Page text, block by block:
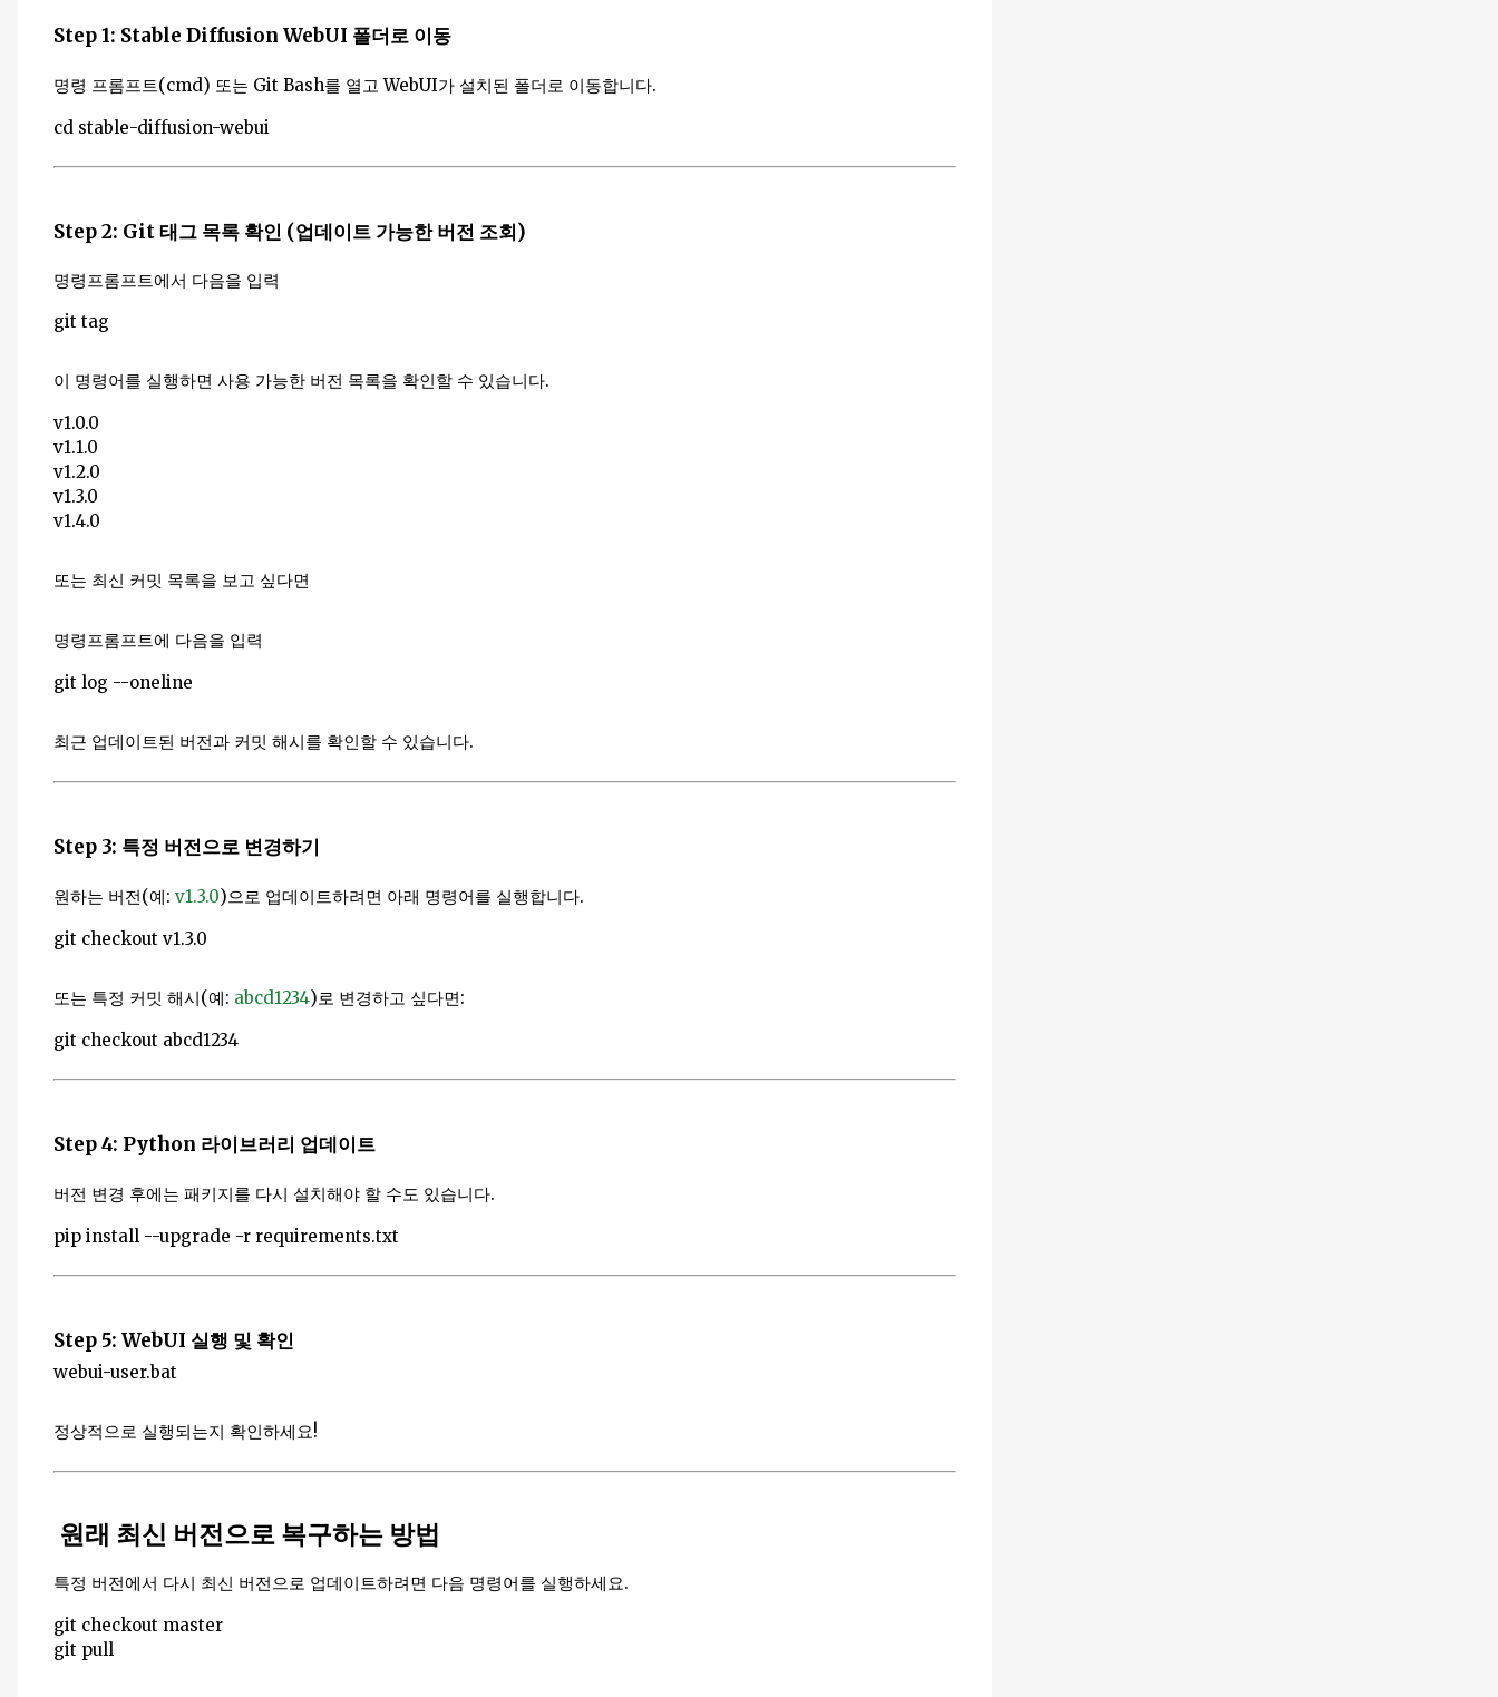
Step 1: Stable Diffusion WebUI 폴더로 이동
명령 프롬프트(cmd) 또는 Git Bash를 열고 WebUI가 설치된 폴더로 이동합니다.
cd stable-diffusion-webui
Step 2: Git 태그 목록 확인 (업데이트 가능한 버전 조회)
명령프롬프트에서 다음을 입력
git tag
이 명령어를 실행하면 사용 가능한 버전 목록을 확인할 수 있습니다.
v1.0.0
v1.1.0
v1.2.0
v1.3.0
v1.4.0
또는 최신 커밋 목록을 보고 싶다면
명령프롬프트에 다음을 입력
git log --oneline
최근 업데이트된 버전과 커밋 해시를 확인할 수 있습니다.
Step 3: 특정 버전으로 변경하기
원하는 버전(예: v1.3.0)으로 업데이트하려면 아래 명령어를 실행합니다.
git checkout v1.3.0
또는 특정 커밋 해시(예: abcd1234)로 변경하고 싶다면:
git checkout abcd1234
Step 4: Python 라이브러리 업데이트
버전 변경 후에는 패키지를 다시 설치해야 할 수도 있습니다.
pip install --upgrade -r requirements.txt
Step 5: WebUI 실행 및 확인
webui-user.bat
정상적으로 실행되는지 확인하세요!
원래 최신 버전으로 복구하는 방법
특정 버전에서 다시 최신 버전으로 업데이트하려면 다음 명령어를 실행하세요.
git checkout master
git pull